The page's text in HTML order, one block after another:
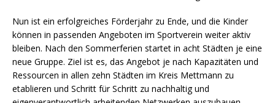
Nun ist ein erfolgreiches Förderjahr zu Ende, und die Kinder
können in passenden Angeboten im Sportverein weiter aktiv
bleiben. Nach den Sommerferien startet in acht Städten je eine
neue Gruppe. Ziel ist es, das Angebot je nach Kapazitäten und
Ressourcen in allen zehn Städten im Kreis Mettmann zu
etablieren und Schritt für Schritt zu nachhaltig und